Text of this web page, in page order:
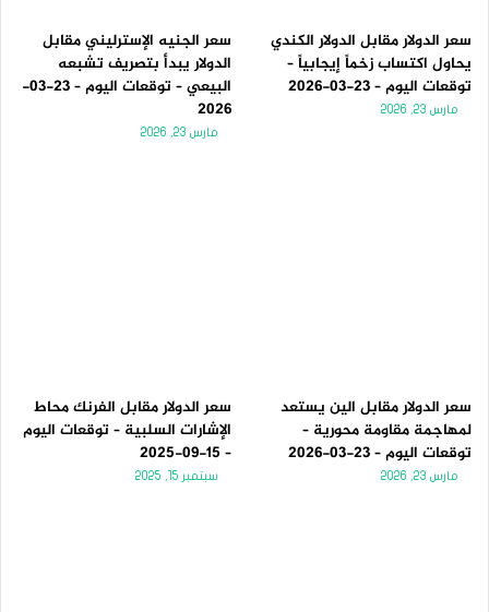
سعر الدولار مقابل الدولار الكندي
يحاول اكتساب زخماً إيجابياً –
توقعات اليوم – 23-03-2026
مارس 23, 2026
سعر الجنيه الإسترليني مقابل
الدولار يبدأ بتصريف تشبعه
البيعي – توقعات اليوم – 23-03-
2026
مارس 23, 2026
سعر الدولار مقابل الين يستعد
لمهاجمة مقاومة محورية –
توقعات اليوم – 23-03-2026
مارس 23, 2026
سعر الدولار مقابل الفرنك محاط
الإشارات السلبية – توقعات اليوم
– 15-09-2025
سبتمبر 15, 2025